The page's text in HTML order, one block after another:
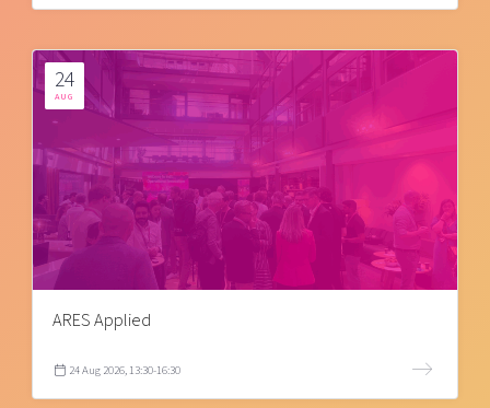
24
AUG
ARES Applied
24 Aug 2026, 13:30-16:30